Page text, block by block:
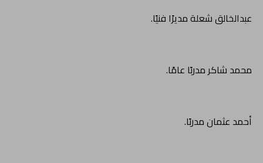
عبدالخالق شعلة مديرًا فنيًا.
محمد شاكر مدربًا عامًا.
أحمد عثمان مدربًا.